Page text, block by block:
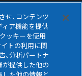
せ、コンテンツ
ィア機能を提供
ッキーを使用
トの利用に関
、分析パートナ
が提供した他の